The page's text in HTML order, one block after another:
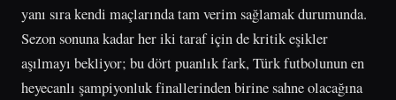
yanı sıra kendi maçlarında tam verim sağlamak durumunda.
Sezon sonuna kadar her iki taraf için de kritik eşikler
aşılmayı bekliyor; bu dört puanlık fark, Türk futbolunun en
heyecanlı şampiyonluk finallerinden birine sahne olacağına